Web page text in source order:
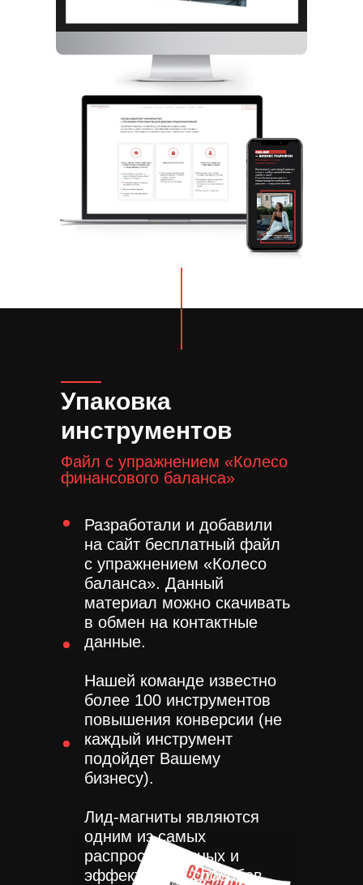
Упаковка
инструментов
Файл с упражнением «‎Колесо
финансового баланса»‎
Разработали и добавили
на сайт бесплатный файл
с упражнением «‎Колесо
баланса». ‎Данный
материал можно скачивать
в обмен на контактные
данные.
Нашей команде известно
более 100 инструментов
повышения конверсии (не
каждый инструмент
подойдет Вашему
бизнесу).
Лид-магниты являются
одним из самых
распространенных и
эффективных способов